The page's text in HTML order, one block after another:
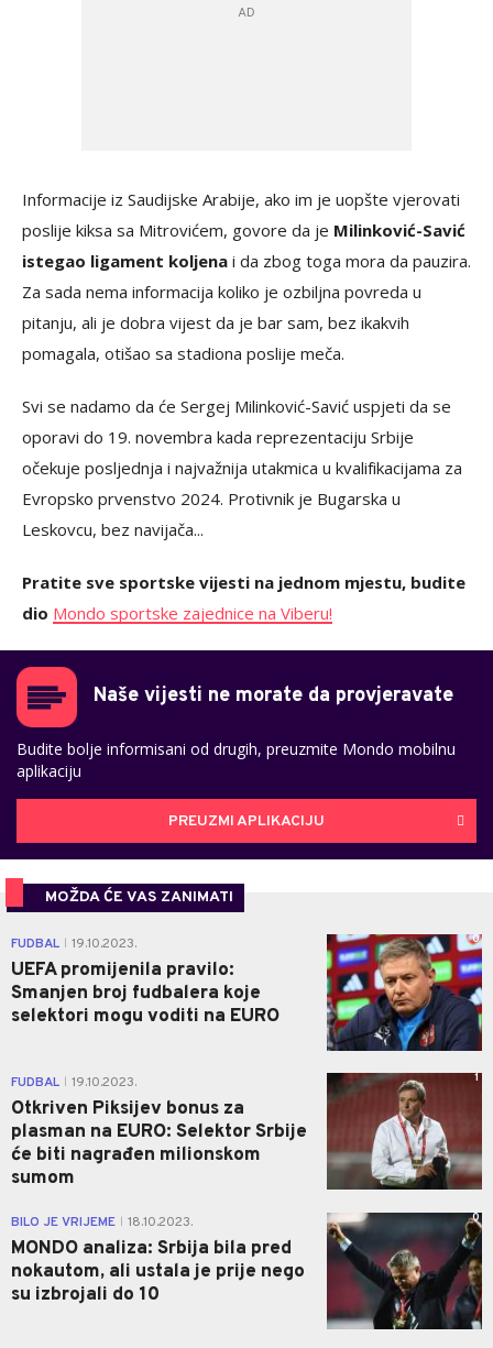
Informacije iz Saudijske Arabije, ako im je uopšte vjerovati
poslije kiksa sa Mitrovićem, govore da je Milinković-Savić
istegao ligament koljena i da zbog toga mora da pauzira.
Za sada nema informacija koliko je ozbiljna povreda u
pitanju, ali je dobra vijest da je bar sam, bez ikakvih
pomagala, otišao sa stadiona poslije meča.
Svi se nadamo da će Sergej Milinković-Savić uspjeti da se
oporavi do 19. novembra kada reprezentaciju Srbije
očekuje posljednja i najvažnija utakmica u kvalifikacijama za
Evropsko prvenstvo 2024. Protivnik je Bugarska u
Leskovcu, bez navijača...
Pratite sve sportske vijesti na jednom mjestu, budite
dio Mondo sportske zajednice na Viberu!
Naše vijesti ne morate da provjeravate
Budite bolje informisani od drugih, preuzmite Mondo mobilnu
aplikaciju
PREUZMI APLIKACIJU
MOŽDA ĆE VAS ZANIMATI
FUDBAL 19.10.2023.
UEFA promijenila pravilo:
Smanjen broj fudbalera koje
selektori mogu voditi na EURO
0
FUDBAL 19.10.2023.
Otkriven Piksijev bonus za
plasman na EURO: Selektor Srbije
će biti nagrađen milionskom
sumom
1
BILO JE VRIJEME 18.10.2023.
MONDO analiza: Srbija bila pred
nokautom, ali ustala je prije nego
su izbrojali do 10
0